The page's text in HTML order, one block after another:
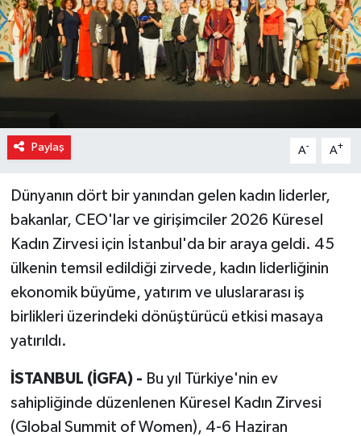
Paylaş A- A+
Dünyanın dört bir yanından gelen kadın liderler,
bakanlar, CEO'lar ve girişimciler 2026 Küresel
Kadın Zirvesi için İstanbul'da bir araya geldi. 45
ülkenin temsil edildiği zirvede, kadın liderliğinin
ekonomik büyüme, yatırım ve uluslararası iş
birlikleri üzerindeki dönüştürücü etkisi masaya
yatırıldı.
İSTANBUL (İGFA) - Bu yıl Türkiye'nin ev
sahipliğinde düzenlenen Küresel Kadın Zirvesi
(Global Summit of Women), 4-6 Haziran